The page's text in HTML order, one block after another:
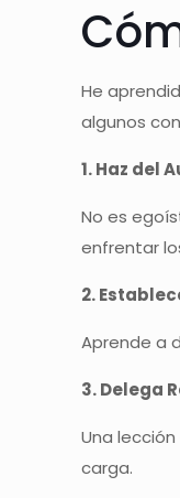
He
algunos
1. Haz del
No es
enfrentar
2.
Aprende a
3. Delega
Una
carga.